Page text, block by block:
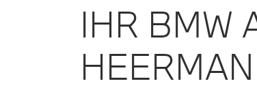
IHR BMW